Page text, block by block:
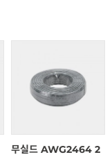
무실드 AWG2464 2